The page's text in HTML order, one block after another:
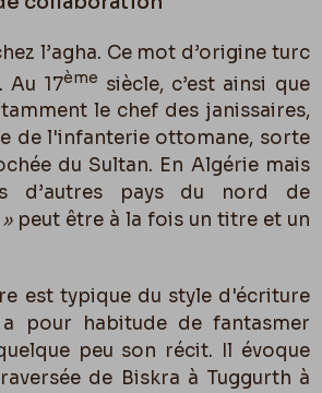
l’agha. Ce mot d’origine turc
Au 17ème siècle, c’est ainsi que
le chef des janissaires,
de l'infanterie ottomane, sorte
du Sultan. En Algérie mais
d’autres pays du nord de
peut être à la fois un titre et un
est typique du style d'écriture
pour habitude de fantasmer
peu son récit. Il évoque
de Biskra à Tuggurth à